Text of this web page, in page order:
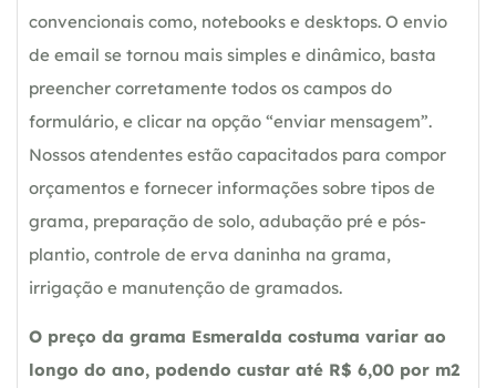
convencionais como, notebooks e desktops. O envio
de email se tornou mais simples e dinâmico, basta
preencher corretamente todos os campos do
formulário, e clicar na opção “enviar mensagem”.
Nossos atendentes estão capacitados para compor
orçamentos e fornecer informações sobre tipos de
grama, preparação de solo, adubação pré e pós-
plantio, controle de erva daninha na grama,
irrigação e manutenção de gramados.
O preço da grama Esmeralda costuma variar ao
longo do ano, podendo custar até R$ 6,00 por m2